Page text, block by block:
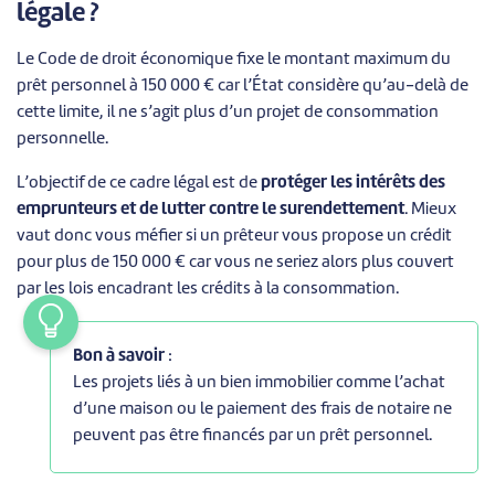
légale ?
Le Code de droit économique fixe le montant maximum du
prêt personnel à 150 000 € car l’État considère qu’au-delà de
cette limite, il ne s’agit plus d’un projet de consommation
personnelle.
L’objectif de ce cadre légal est de protéger les intérêts des
emprunteurs et de lutter contre le surendettement. Mieux
vaut donc vous méfier si un prêteur vous propose un crédit
pour plus de 150 000 € car vous ne seriez alors plus couvert
par les lois encadrant les crédits à la consommation.
Bon à savoir :
Les projets liés à un bien immobilier comme l’achat
d’une maison ou le paiement des frais de notaire ne
peuvent pas être financés par un prêt personnel.